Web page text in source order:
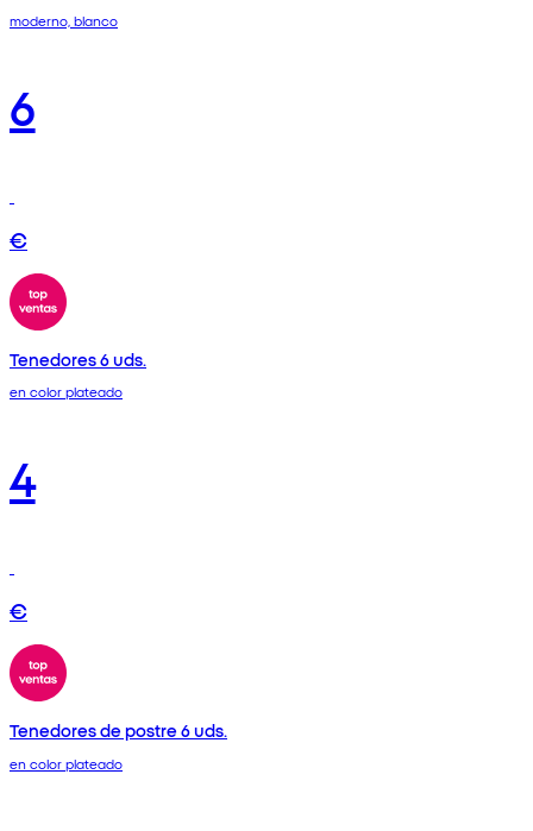
moderno, blanco
6
€
Tenedores 6 uds.
en color plateado
4
€
Tenedores de postre 6 uds.
en color plateado